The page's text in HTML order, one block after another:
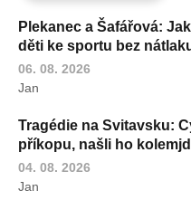
Plekanec a Šafářová:
děti ke sportu bez
06. 08. 2026
Jan
Tragédie na Svitavsku:
příkopu, našli ho
04. 08. 2026
Jan